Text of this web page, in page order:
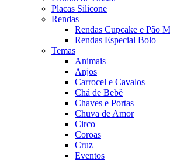
Placas Silicone
Rendas
Rendas Cupcake e Pão
Rendas Especial Bolo
Temas
Animais
Anjos
Carrocel e Cavalos
Chá de Bebê
Chaves e Portas
Chuva de Amor
Circo
Coroas
Cruz
Eventos